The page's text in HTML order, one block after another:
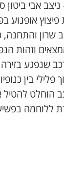
ג'לג'ולי
שרון
צבאי מעצרים וחקירות
אבי ביטון
פיצוץ אופנוע
שרון
וזהות
שנפגע בזירה
פלילי בין
הוחלט להטיל
ללוחמה